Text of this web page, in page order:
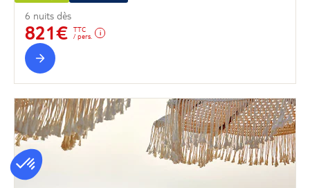
6 nuits dès
821€
TTC
/ pers.